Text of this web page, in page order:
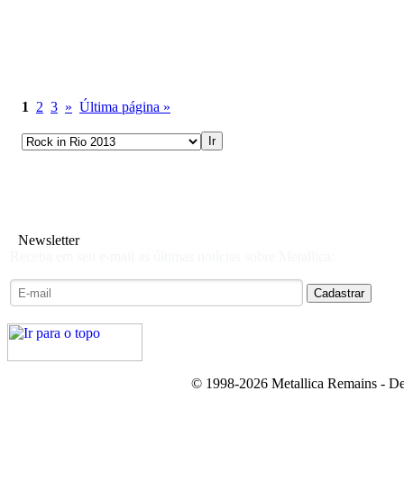
1 2 3 » Última página »
Newsletter
© 1998-2026 Metallica Remains -